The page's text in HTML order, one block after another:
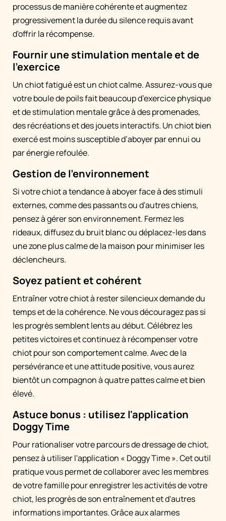
processus de manière cohérente et augmentez
progressivement la durée du silence requis avant
d'offrir la récompense.
Fournir une stimulation mentale et de
l'exercice
Un chiot fatigué est un chiot calme. Assurez-vous que
votre boule de poils fait beaucoup d’exercice physique
et de stimulation mentale grâce à des promenades,
des récréations et des jouets interactifs. Un chiot bien
exercé est moins susceptible d’aboyer par ennui ou
par énergie refoulée.
Gestion de l'environnement
Si votre chiot a tendance à aboyer face à des stimuli
externes, comme des passants ou d'autres chiens,
pensez à gérer son environnement. Fermez les
rideaux, diffusez du bruit blanc ou déplacez-les dans
une zone plus calme de la maison pour minimiser les
déclencheurs.
Soyez patient et cohérent
Entraîner votre chiot à rester silencieux demande du
temps et de la cohérence. Ne vous découragez pas si
les progrès semblent lents au début. Célébrez les
petites victoires et continuez à récompenser votre
chiot pour son comportement calme. Avec de la
persévérance et une attitude positive, vous aurez
bientôt un compagnon à quatre pattes calme et bien
élevé.
Astuce bonus : utilisez l'application
Doggy Time
Pour rationaliser votre parcours de dressage de chiot,
pensez à utiliser l'application « Doggy Time ». Cet outil
pratique vous permet de collaborer avec les membres
de votre famille pour enregistrer les activités de votre
chiot, les progrès de son entraînement et d'autres
informations importantes. Grâce aux alarmes